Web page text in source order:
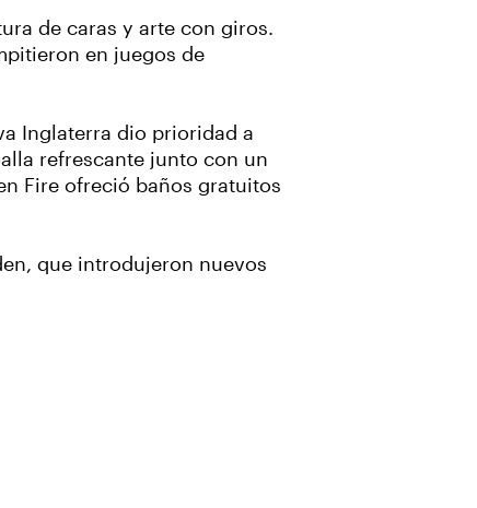
de caras y arte con giros.
en juegos de
Inglaterra dio prioridad a
refrescante junto con un
Fire ofreció baños gratuitos
que introdujeron nuevos